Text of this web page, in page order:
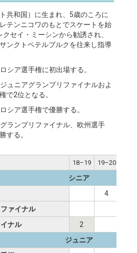
共和国）に生まれ、5歳のころに
テンニコワのもとでスケートを始
セイ・ミーシンから勧誘され、
ンクトペテルブルクを往来し指導
シア選手権に初出場する。
ュニアグランプリファイナルおよ
で2位となる。
シア選手権で優勝する。
ランプリファイナル、欧州選手
する。
18–19 19–20
シニア
4
ァイナル
ナル
2
ジュニア